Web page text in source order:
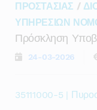
ΠΡΟΣΤΑΣΙΑΣ /
ΥΠΗΡΕΣΙΩΝ
Πρόσκληση
24-03-2026
35111000-5 |